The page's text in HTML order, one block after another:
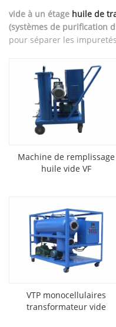
vide à un étage huile de
(systèmes de purification
pour séparer les
Machine de remplissage
huile vide VF
VTP monocellulaires
transformateur vide